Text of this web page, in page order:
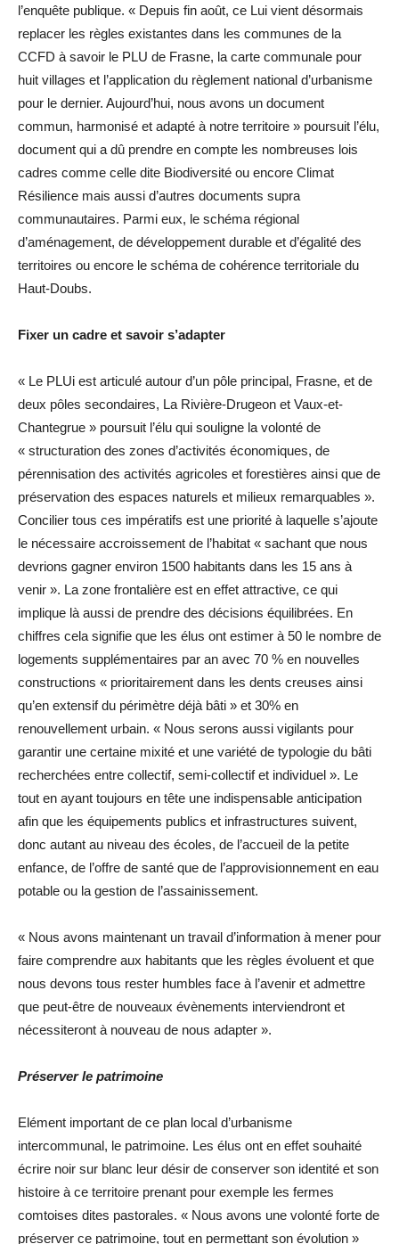
l’enquête publique. « Depuis fin août, ce Lui vient désormais
replacer les règles existantes dans les communes de la
CCFD à savoir le PLU de Frasne, la carte communale pour
huit villages et l’application du règlement national d’urbanisme
pour le dernier. Aujourd’hui, nous avons un document
commun, harmonisé et adapté à notre territoire » poursuit l’élu,
document qui a dû prendre en compte les nombreuses lois
cadres comme celle dite Biodiversité ou encore Climat
Résilience mais aussi d’autres documents supra
communautaires. Parmi eux, le schéma régional
d’aménagement, de développement durable et d’égalité des
territoires ou encore le schéma de cohérence territoriale du
Haut-Doubs.
Fixer un cadre et savoir s’adapter
« Le PLUi est articulé autour d’un pôle principal, Frasne, et de
deux pôles secondaires, La Rivière-Drugeon et Vaux-et-
Chantegrue » poursuit l’élu qui souligne la volonté de
« structuration des zones d’activités économiques, de
pérennisation des activités agricoles et forestières ainsi que de
préservation des espaces naturels et milieux remarquables ».
Concilier tous ces impératifs est une priorité à laquelle s’ajoute
le nécessaire accroissement de l’habitat « sachant que nous
devrions gagner environ 1500 habitants dans les 15 ans à
venir ». La zone frontalière est en effet attractive, ce qui
implique là aussi de prendre des décisions équilibrées. En
chiffres cela signifie que les élus ont estimer à 50 le nombre de
logements supplémentaires par an avec 70 % en nouvelles
constructions « prioritairement dans les dents creuses ainsi
qu’en extensif du périmètre déjà bâti » et 30% en
renouvellement urbain. « Nous serons aussi vigilants pour
garantir une certaine mixité et une variété de typologie du bâti
recherchées entre collectif, semi-collectif et individuel ». Le
tout en ayant toujours en tête une indispensable anticipation
afin que les équipements publics et infrastructures suivent,
donc autant au niveau des écoles, de l’accueil de la petite
enfance, de l’offre de santé que de l’approvisionnement en eau
potable ou la gestion de l’assainissement.
« Nous avons maintenant un travail d’information à mener pour
faire comprendre aux habitants que les règles évoluent et que
nous devons tous rester humbles face à l’avenir et admettre
que peut-être de nouveaux évènements interviendront et
nécessiteront à nouveau de nous adapter ».
Préserver le patrimoine
Elément important de ce plan local d’urbanisme
intercommunal, le patrimoine. Les élus ont en effet souhaité
écrire noir sur blanc leur désir de conserver son identité et son
histoire à ce territoire prenant pour exemple les fermes
comtoises dites pastorales. « Nous avons une volonté forte de
préserver ce patrimoine, tout en permettant son évolution »